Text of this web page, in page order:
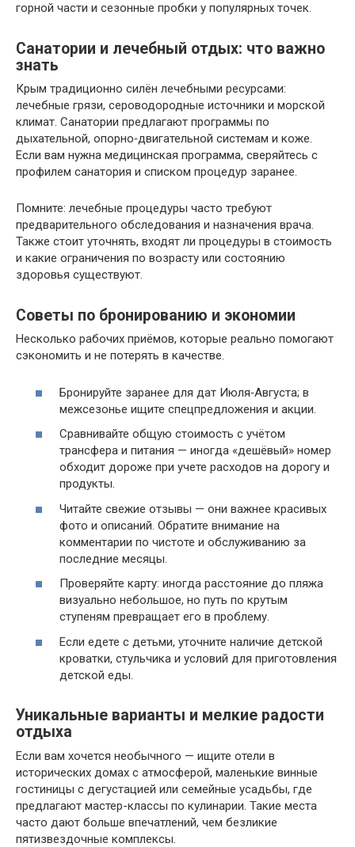
горной части и сезонные пробки у популярных точек.
Санатории и лечебный отдых: что важно
знать
Крым традиционно силён лечебными ресурсами:
лечебные грязи, сероводородные источники и морской
климат. Санатории предлагают программы по
дыхательной, опорно‑двигательной системам и коже.
Если вам нужна медицинская программа, сверяйтесь с
профилем санатория и списком процедур заранее.
Помните: лечебные процедуры часто требуют
предварительного обследования и назначения врача.
Также стоит уточнять, входят ли процедуры в стоимость
и какие ограничения по возрасту или состоянию
здоровья существуют.
Советы по бронированию и экономии
Несколько рабочих приёмов, которые реально помогают
сэкономить и не потерять в качестве.
Бронируйте заранее для дат Июля‑Августа; в
межсезонье ищите спецпредложения и акции.
Сравнивайте общую стоимость с учётом
трансфера и питания — иногда «дешёвый» номер
обходит дороже при учете расходов на дорогу и
продукты.
Читайте свежие отзывы — они важнее красивых
фото и описаний. Обратите внимание на
комментарии по чистоте и обслуживанию за
последние месяцы.
Проверяйте карту: иногда расстояние до пляжа
визуально небольшое, но путь по крутым
ступеням превращает его в проблему.
Если едете с детьми, уточните наличие детской
кроватки, стульчика и условий для приготовления
детской еды.
Уникальные варианты и мелкие радости
отдыха
Если вам хочется необычного — ищите отели в
исторических домах с атмосферой, маленькие винные
гостиницы с дегустацией или семейные усадьбы, где
предлагают мастер-классы по кулинарии. Такие места
часто дают больше впечатлений, чем безликие
пятизвездочные комплексы.